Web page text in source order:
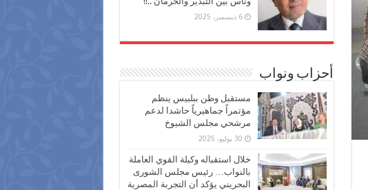
6 ديسمبر، 2025
أحزاب ونواب
مستقبل وطن ببلبيس ينظم
مؤتمراً جماهيرياً حاشدا لدعم
مرشحي مجلس الشيوخ
30 يوليو، 2025
خلال استقباله وكيلة القوي العاملة
بالنواب… رئيس مجلس الشورى
البحريني يؤكد أن التجربة المصرية